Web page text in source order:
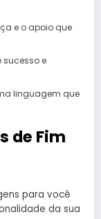
e o apoio que
sucesso e
linguagem que
de Fim
para você
da sua